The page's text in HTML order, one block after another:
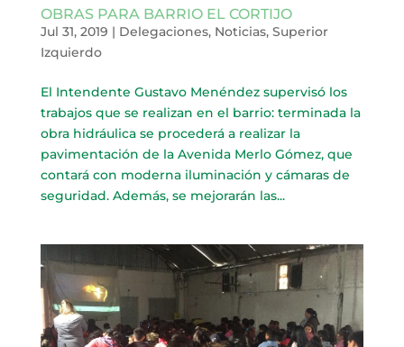
OBRAS PARA BARRIO EL CORTIJO
Jul 31, 2019 | Delegaciones, Noticias, Superior
Izquierdo
El Intendente Gustavo Menéndez supervisó los
trabajos que se realizan en el barrio: terminada la
obra hidráulica se procederá a realizar la
pavimentación de la Avenida Merlo Gómez, que
contará con moderna iluminación y cámaras de
seguridad. Además, se mejorarán las...